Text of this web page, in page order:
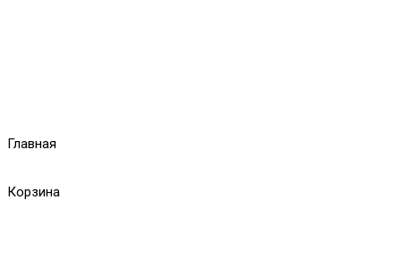
Главная
Корзина